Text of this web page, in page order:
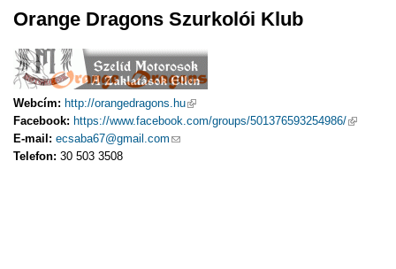
Orange Dragons Szurkolói Klub
Webcím: http://orangedragons.hu(külső hivatkozás)
Facebook: https://www.facebook.com/groups/501376593254986/(külső
E-mail: ecsaba67@gmail.com (link sends e-mail)
Telefon: 30 503 3508